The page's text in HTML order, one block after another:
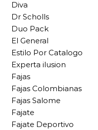
Diva
Dr Scholls
Duo Pack
El General
Estilo Por Catalogo
Experta ilusion
Fajas
Fajas Colombianas
Fajas Salome
Fajate
Fajate Deportivo